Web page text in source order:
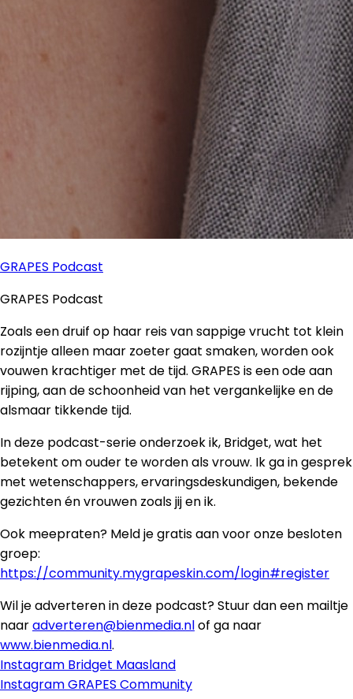
GRAPES Podcast
GRAPES Podcast
Zoals een druif op haar reis van sappige vrucht tot klein
rozijntje alleen maar zoeter gaat smaken, worden ook
vouwen krachtiger met de tijd. GRAPES is een ode aan
rijping, aan de schoonheid van het vergankelijke en de
alsmaar tikkende tijd.
In deze podcast-serie onderzoek ik, Bridget, wat het
betekent om ouder te worden als vrouw. Ik ga in gesprek
met wetenschappers, ervaringsdeskundigen, bekende
gezichten én vrouwen zoals jij en ik.
Ook meepraten? Meld je gratis aan voor onze besloten
groep:
https://community.mygrapeskin.com/login#register
Wil je adverteren in deze podcast? Stuur dan een mailtje
naaradverteren@bienmedia.nlof ga naar
www.bienmedia.nl.
Instagram Bridget Maasland
Instagram GRAPES Community